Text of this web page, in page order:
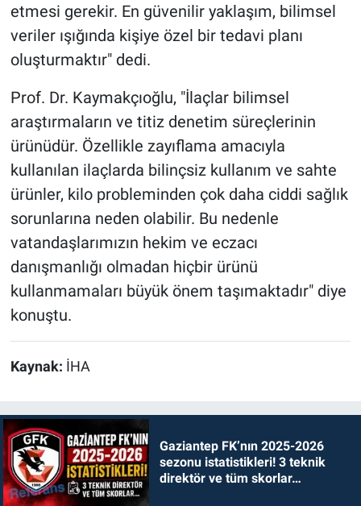
etmesi gerekir. En güvenilir yaklaşım, bilimsel
veriler ışığında kişiye özel bir tedavi planı
oluşturmaktır" dedi.
Prof. Dr. Kaymakçıoğlu, "İlaçlar bilimsel
araştırmaların ve titiz denetim süreçlerinin
ürünüdür. Özellikle zayıflama amacıyla
kullanılan ilaçlarda bilinçsiz kullanım ve sahte
ürünler, kilo probleminden çok daha ciddi sağlık
sorunlarına neden olabilir. Bu nedenle
vatandaşlarımızın hekim ve eczacı
danışmanlığı olmadan hiçbir ürünü
kullanmamaları büyük önem taşımaktadır" diye
konuştu.
Kaynak: İHA
Gaziantep FK’nın 2025-2026
sezonu istatistikleri! 3 teknik
direktör ve tüm skorlar…